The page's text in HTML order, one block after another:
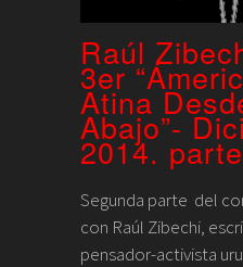
Raúl
3er
Atina
Abajo”-
2014.
Segunda parte del
con Raúl Zibechi,
pensador-activista